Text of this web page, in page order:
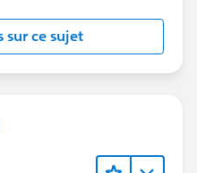
sur ce sujet